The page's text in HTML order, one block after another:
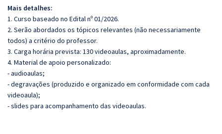
Mais detalhes:
1. Curso baseado no Edital nº 01/2026.
2. Serão abordados os tópicos relevantes (não necessariamente
todos) a critério do professor.
3. Carga horária prevista: 130 videoaulas, aproximadamente.
4. Material de apoio personalizado:
- audioaulas;
- degravações (produzido e organizado em conformidade com cada
videoaula);
- slides para acompanhamento das videoaulas.